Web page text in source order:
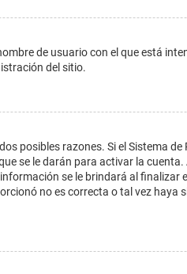
de usuario con el que está
del sitio.
posibles razones. Si el Sistema
se le darán para activar la
se le brindará al finalizar
no es correcta o tal vez